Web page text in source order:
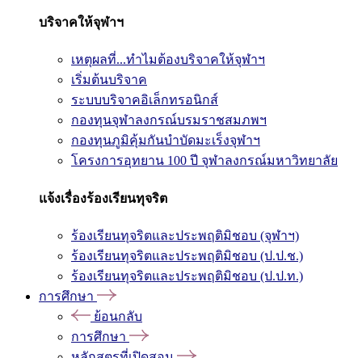
บริจาคให้จุฬาฯ
เหตุผลที่...ทำไมต้องบริจาคให้จุฬาฯ
เริ่มต้นบริจาค
ระบบบริจาคอิเล็กทรอนิกส์
กองทุนจุฬาลงกรณ์บรมราชสมภพฯ
กองทุนภูมิคุ้มกันบำบัดมะเร็งจุฬาฯ
โครงการอุทยาน 100 ปี จุฬาลงกรณ์มหาวิทยาลัย
แจ้งเรื่องร้องเรียนทุจริต
ร้องเรียนทุจริตและประพฤติมิชอบ (จุฬาฯ)
ร้องเรียนทุจริตและประพฤติมิชอบ (ป.ป.ช.)
ร้องเรียนทุจริตและประพฤติมิชอบ (ป.ป.ท.)
การศึกษา
ย้อนกลับ
การศึกษา